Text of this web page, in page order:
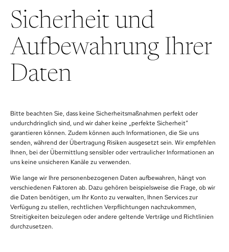
Sicherheit und
Aufbewahrung Ihrer
Daten
Bitte beachten Sie, dass keine Sicherheitsmaßnahmen perfekt oder
undurchdringlich sind, und wir daher keine „perfekte Sicherheit“
garantieren können. Zudem können auch Informationen, die Sie uns
senden, während der Übertragung Risiken ausgesetzt sein. Wir empfehlen
Ihnen, bei der Übermittlung sensibler oder vertraulicher Informationen an
uns keine unsicheren Kanäle zu verwenden.
Wie lange wir Ihre personenbezogenen Daten aufbewahren, hängt von
verschiedenen Faktoren ab. Dazu gehören beispielsweise die Frage, ob wir
die Daten benötigen, um Ihr Konto zu verwalten, Ihnen Services zur
Verfügung zu stellen, rechtlichen Verpflichtungen nachzukommen,
Streitigkeiten beizulegen oder andere geltende Verträge und Richtlinien
durchzusetzen.